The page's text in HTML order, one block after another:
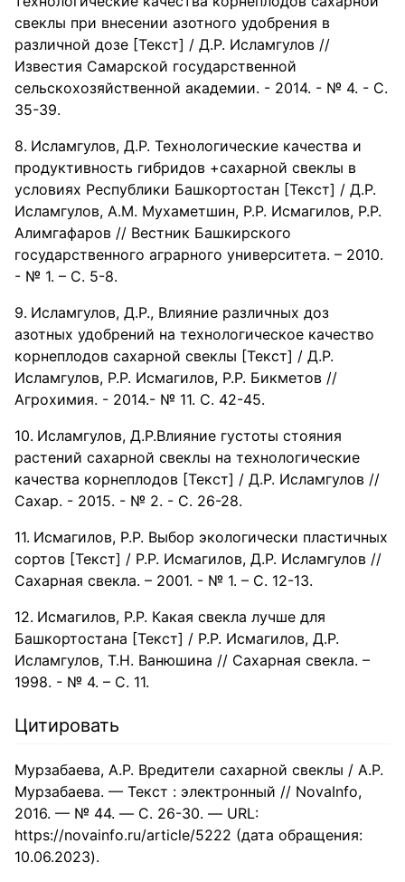
свеклы при внесении азотного удобрения в
различной дозе [Текст] / Д.Р. Исламгулов //
Известия Самарской государственной
сельскохозяйственной академии. - 2014. - № 4. - С.
35-39.
Исламгулов, Д.Р. Технологические качества и
продуктивность гибридов +сахарной свеклы в
условиях Республики Башкортостан [Текст] / Д.Р.
Исламгулов, А.М. Мухаметшин, Р.Р. Исмагилов, Р.Р.
Алимгафаров // Вестник Башкирского
государственного аграрного университета. – 2010.
- № 1. – С. 5-8.
Исламгулов, Д.Р., Влияние различных доз
азотных удобрений на технологическое качество
корнеплодов сахарной свеклы [Текст] / Д.Р.
Исламгулов, Р.Р. Исмагилов, Р.Р. Бикметов //
Агрохимия. - 2014.- № 11. С. 42-45.
Исламгулов, Д.Р.Влияние густоты стояния
растений сахарной свеклы на технологические
качества корнеплодов [Текст] / Д.Р. Исламгулов //
Сахар. - 2015. - № 2. - С. 26-28.
Исмагилов, Р.Р. Выбор экологически пластичных
сортов [Текст] / Р.Р. Исмагилов, Д.Р. Исламгулов //
Сахарная свекла. – 2001. - № 1. – С. 12-13.
Исмагилов, Р.Р. Какая свекла лучше для
Башкортостана [Текст] / Р.Р. Исмагилов, Д.Р.
Исламгулов, Т.Н. Ванюшина // Сахарная свекла. –
1998. - № 4. – С. 11.
Цитировать
Мурзабаева, А.Р. Вредители сахарной свеклы / А.Р.
Мурзабаева. — Текст : электронный // NovaInfo,
2016. — № 44. — С. 26-30. — URL:
https://novainfo.ru/article/5222 (дата обращения:
10.06.2023).